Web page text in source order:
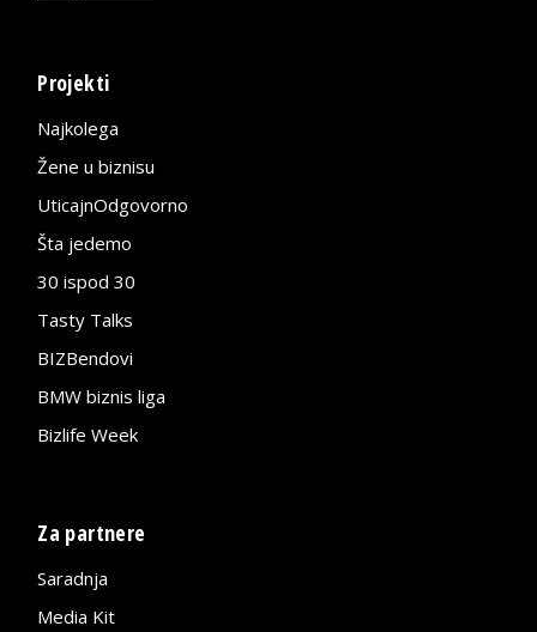
Projekti
Najkolega
Žene u biznisu
UticajnOdgovorno
Šta jedemo
30 ispod 30
Tasty Talks
BIZBendovi
BMW biznis liga
Bizlife Week
Za partnere
Saradnja
Media Kit